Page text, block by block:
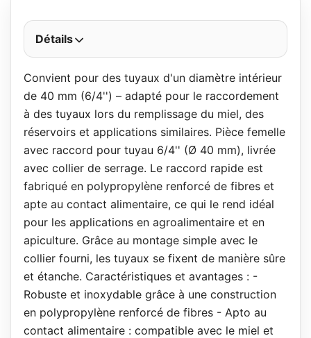
Détails
Convient pour des tuyaux d'un diamètre intérieur
de 40 mm (6/4'') – adapté pour le raccordement
à des tuyaux lors du remplissage du miel, des
réservoirs et applications similaires. Pièce femelle
avec raccord pour tuyau 6/4'' (Ø 40 mm), livrée
avec collier de serrage. Le raccord rapide est
fabriqué en polypropylène renforcé de fibres et
apte au contact alimentaire, ce qui le rend idéal
pour les applications en agroalimentaire et en
apiculture. Grâce au montage simple avec le
collier fourni, les tuyaux se fixent de manière sûre
et étanche. Caractéristiques et avantages : -
Robuste et inoxydable grâce à une construction
en polypropylène renforcé de fibres - Apto au
contact alimentaire : compatible avec le miel et